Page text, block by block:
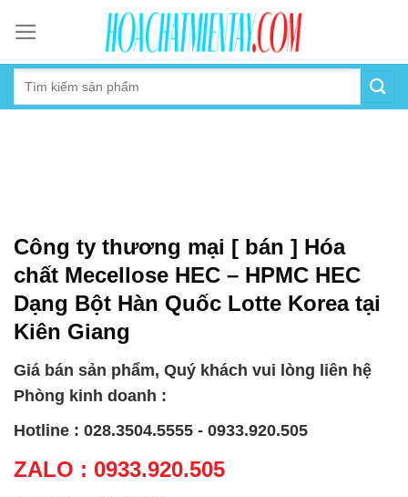
content
Công ty thương mại [ bán ] Hóa
chất Mecellose HEC – HPMC HEC
Dạng Bột Hàn Quốc Lotte Korea tại
Kiên Giang
Giá bán sản phẩm, Quý khách vui lòng liên hệ
Phòng kinh doanh :
Hotline : 028.3504.5555 - 0933.920.505
ZALO : 0933.920.505